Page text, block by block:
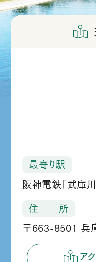
最寄り駅
阪神電鉄「武庫
住 所
〒663-8501 兵
ア